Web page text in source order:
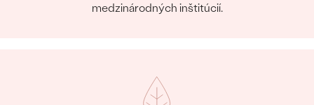
medzinárodných inštitúcií.